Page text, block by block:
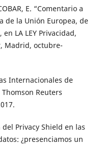
E. “Comentario a
de la Unión Europea, de
LA LEY Privacidad,
Madrid, octubre-
Internacionales de
Reuters
del Privacy Shield en las
¿presenciamos un